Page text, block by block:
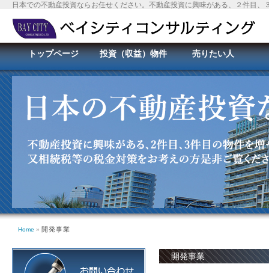
日本での不動産投資ならお任せください。不動産投資に興味がある、２件目
トップページ 投資（収益）物件 売りたい人
Home » 開発事業
開発事業